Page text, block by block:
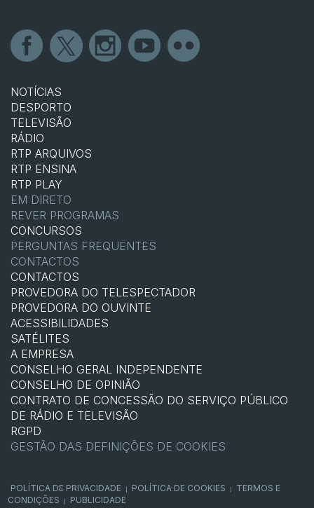
NOTÍCIAS
DESPORTO
TELEVISÃO
RÁDIO
RTP ARQUIVOS
RTP ENSINA
RTP PLAY
EM DIRETO
REVER PROGRAMAS
CONCURSOS
PERGUNTAS FREQUENTES
CONTACTOS
CONTACTOS
PROVEDORA DO TELESPECTADOR
PROVEDORA DO OUVINTE
ACESSIBILIDADES
SATÉLITES
A EMPRESA
CONSELHO GERAL INDEPENDENTE
CONSELHO DE OPINIÃO
CONTRATO DE CONCESSÃO DO SERVIÇO PÚBLICO
DE RÁDIO E TELEVISÃO
RGPD
GESTÃO DAS DEFINIÇÕES DE COOKIES
POLÍTICA DE PRIVACIDADE POLÍTICA DE COOKIES
TERMOS E
CONDIÇÕES
PUBLICIDADE